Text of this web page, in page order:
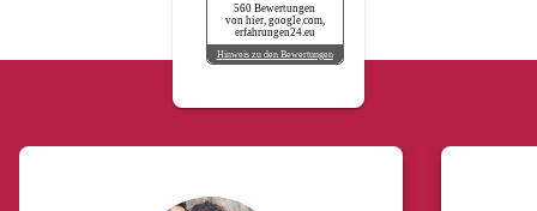
560 Bewertungen
von hier, google.com,
erfahrungen24.eu
Hinweis zu den Bewertungen